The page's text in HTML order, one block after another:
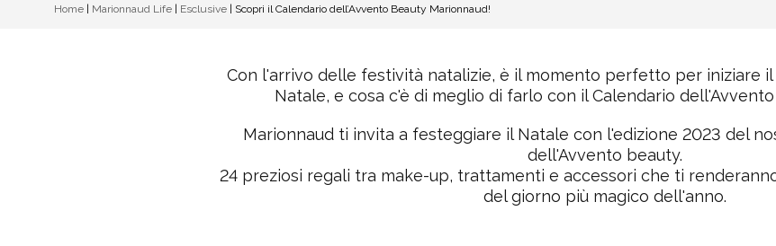
Home Marionnaud Life Esclusive Scopri il Calendario dell’Avvento Beauty Marionnaud!
Con l'arrivo delle festività natalizie, è il momento perfetto per iniziare
Natale, e cosa c'è di meglio di farlo con il Calendario
Marionnaud ti invita a festeggiare il Natale con l'edizione 2023 del
dell'Avvento beauty.
24 preziosi regali tra make-up, trattamenti e accessori che ti
del giorno più magico dell'anno.